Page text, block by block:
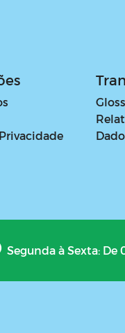
Segunda à Sexta: De